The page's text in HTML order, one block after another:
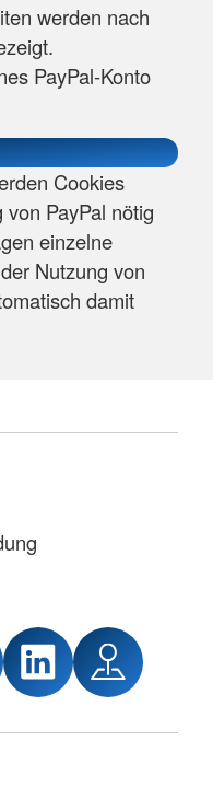
werden nach
PayPal-Konto
Cookies
PayPal nötig
einzelne
Nutzung von
damit